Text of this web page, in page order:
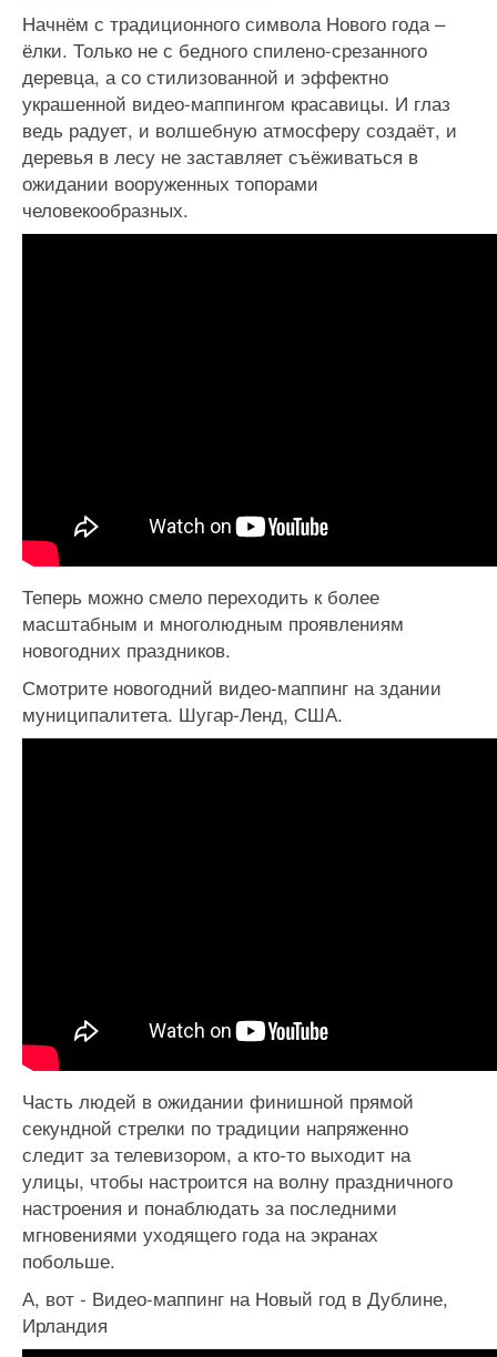
Начнём с традиционного символа Нового года –
ёлки. Только не с бедного спилено-срезанного
деревца, а со стилизованной и эффектно
украшенной видео-маппингом красавицы. И глаз
ведь радует, и волшебную атмосферу создаёт, и
деревья в лесу не заставляет съёживаться в
ожидании вооруженных топорами
человекообразных.
Теперь можно смело переходить к более
масштабным и многолюдным проявлениям
новогодних праздников.
Смотрите новогодний видео-маппинг на здании
муниципалитета. Шугар-Ленд, США.
Часть людей в ожидании финишной прямой
секундной стрелки по традиции напряженно
следит за телевизором, а кто-то выходит на
улицы, чтобы настроится на волну праздничного
настроения и понаблюдать за последними
мгновениями уходящего года на экранах
побольше.
А, вот - Видео-маппинг на Новый год в Дублине,
Ирландия